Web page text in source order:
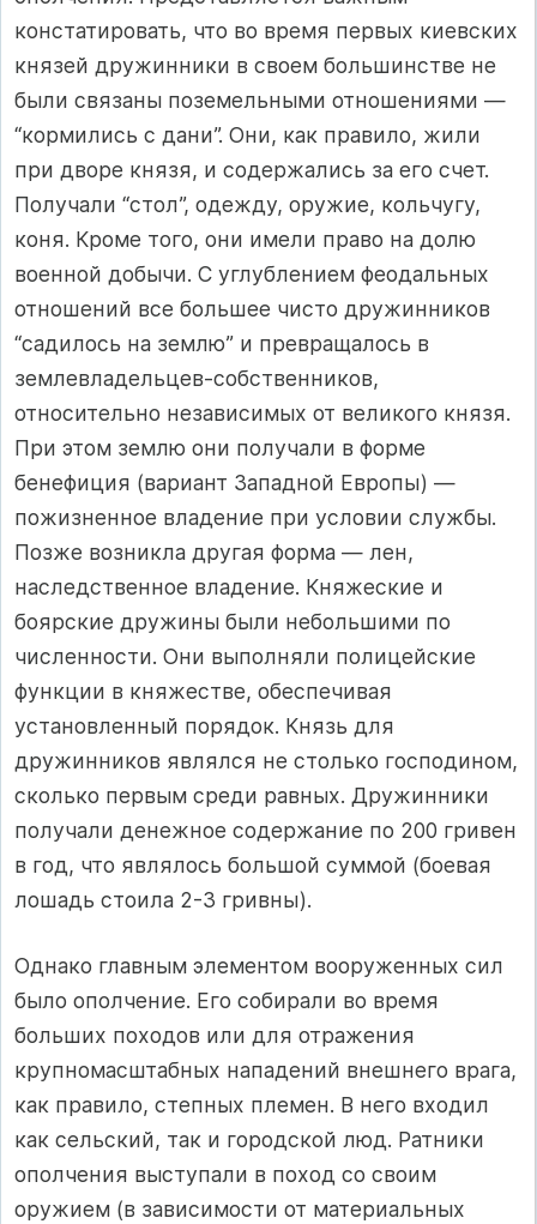
констатировать, что во время первых киевских
князей дружинники в своем большинстве не
были связаны поземельными отношениями —
“кормились с дани”. Они, как правило, жили
при дворе князя, и содержались за его счет.
Получали “стол”, одежду, оружие, кольчугу,
коня. Кроме того, они имели право на долю
военной добычи. С углублением феодальных
отношений все большее чисто дружинников
“садилось на землю” и превращалось в
землевладельцев-собственников,
относительно независимых от великого князя.
При этом землю они получали в форме
бенефиция (вариант Западной Европы) —
пожизненное владение при условии службы.
Позже возникла другая форма — лен,
наследственное владение. Княжеские и
боярские дружины были небольшими по
численности. Они выполняли полицейские
функции в княжестве, обеспечивая
установленный порядок. Князь для
дружинников являлся не столько господином,
сколько первым среди равных. Дружинники
получали денежное содержание по 200 гривен
в год, что являлось большой суммой (боевая
лошадь стоила 2-3 гривны).
Однако главным элементом вооруженных сил
было ополчение. Его собирали во время
больших походов или для отражения
крупномасштабных нападений внешнего врага,
как правило, степных племен. В него входил
как сельский, так и городской люд. Ратники
ополчения выступали в поход со своим
оружием (в зависимости от материальных